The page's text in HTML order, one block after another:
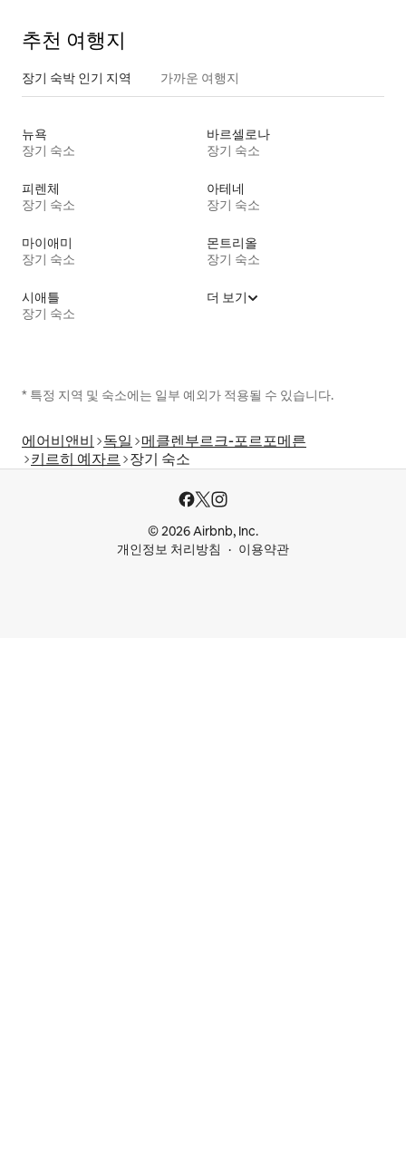
추천 여행지
장기 숙박 인기 지역 가까운 여행지
뉴욕
장기 숙소
바르셀로나
장기 숙소
피렌체
장기 숙소
아테네
장기 숙소
마이애미
장기 숙소
몬트리올
장기 숙소
시애틀
장기 숙소
더 보기
* 특정 지역 및 숙소에는 일부 예외가 적용될 수 있습니다.
에어비앤비 독일
메클렌부르크-포르포메른
키르히 예자르 장기 숙소
© 2026 Airbnb, Inc.
개인정보 처리방침
이용약관